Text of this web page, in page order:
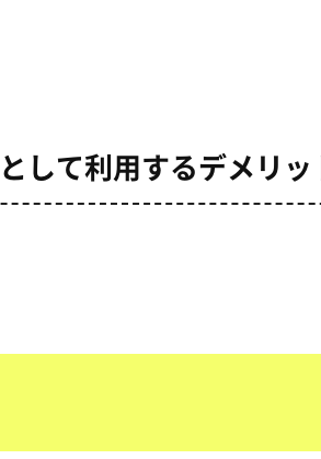
して利用するデメリッ